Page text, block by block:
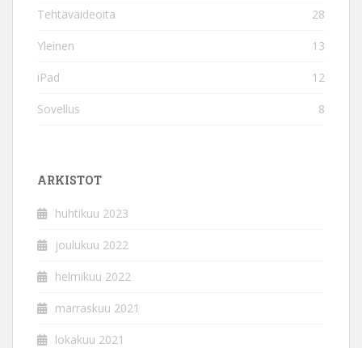
Tehtäväideoita 28
Yleinen 13
iPad 12
Sovellus 8
ARKISTOT
huhtikuu 2023
joulukuu 2022
helmikuu 2022
marraskuu 2021
lokakuu 2021